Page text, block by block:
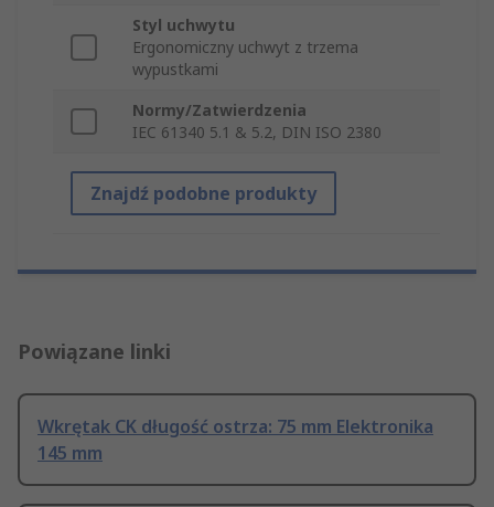
Styl uchwytu
Ergonomiczny uchwyt z trzema
wypustkami
Normy/Zatwierdzenia
IEC 61340 5.1 & 5.2, DIN ISO 2380
Znajdź podobne produkty
Powiązane linki
Wkrętak CK długość ostrza: 75 mm Elektronika
145 mm